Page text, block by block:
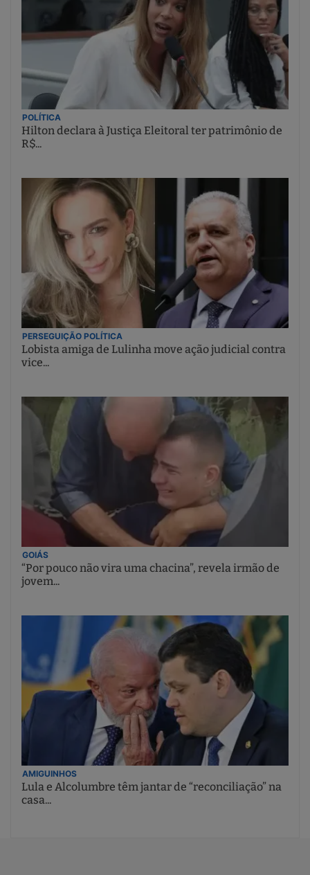
POLÍTICA
Hilton declara à Justiça Eleitoral ter patrimônio de
R$...
PERSEGUIÇÃO POLÍTICA
Lobista amiga de Lulinha move ação judicial contra
vice...
GOIÁS
“Por pouco não vira uma chacina”, revela irmão de
jovem...
AMIGUINHOS
Lula e Alcolumbre têm jantar de “reconciliação” na
casa...